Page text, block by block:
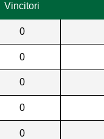
Vincitori
0
0
0
0
0